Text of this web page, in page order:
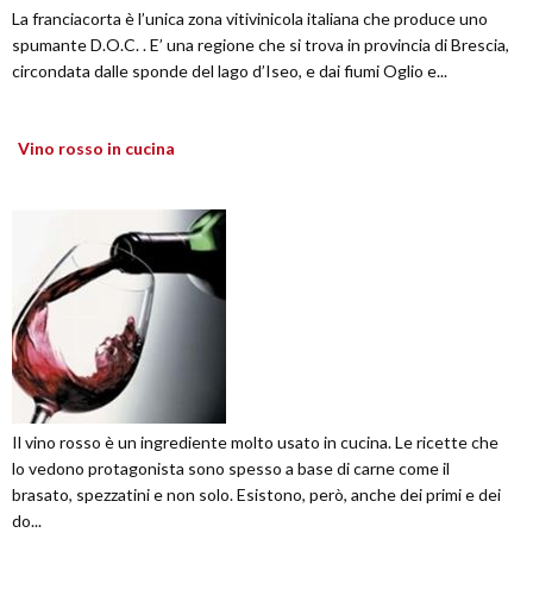
La franciacorta è l’unica zona vitivinicola italiana che produce uno
spumante D.O.C. . E’ una regione che si trova in provincia di Brescia,
circondata dalle sponde del lago d’Iseo, e dai fiumi Oglio e...
Vino rosso in cucina
Il vino rosso è un ingrediente molto usato in cucina. Le ricette che
lo vedono protagonista sono spesso a base di carne come il
brasato, spezzatini e non solo. Esistono, però, anche dei primi e dei
do...